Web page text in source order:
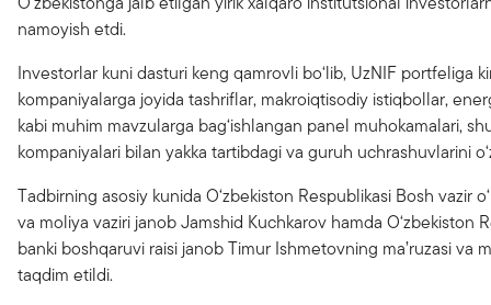
namoyish etdi.
Investorlar kuni dasturi keng qamrovli bo‘lib, UzNIF portfeliga
kompaniyalarga joyida tashriflar, makroiqtisodiy istiqbollar,
kabi muhim mavzularga bag‘ishlangan panel muhokamalari,
kompaniyalari bilan yakka tartibdagi va guruh uchrashuvlarini
Tadbirning asosiy kunida O‘zbekiston Respublikasi Bosh vazir
va moliya vaziri janob Jamshid Kuchkarov hamda O‘zbekiston
banki boshqaruvi raisi janob Timur Ishmetovning ma’ruzasi va
taqdim etildi.